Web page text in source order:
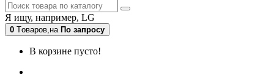
Я ищу, например, LG
0 Tоваров,на По запросу
В корзине пусто!